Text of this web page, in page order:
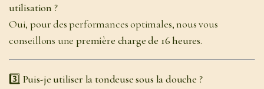
utilisation ?
Oui, pour des performances optimales, nous vous
conseillons unepremière charge de 16 heures.
3️⃣ Puis-je utiliser la tondeuse sous la douche ?